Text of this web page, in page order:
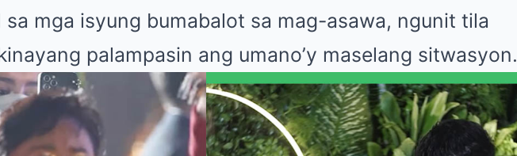
sa mga isyung bumabalot sa mag-asawa, ngunit tila
palampasin ang umano’y maselang sitwasyon.